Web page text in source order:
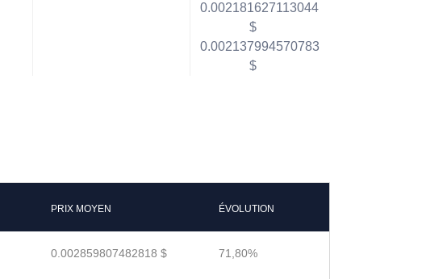
0.002181627113044
$
0.002137994570783
$
PRIX MOYEN ÉVOLUTION
0.002859807482818 $ 71,80%